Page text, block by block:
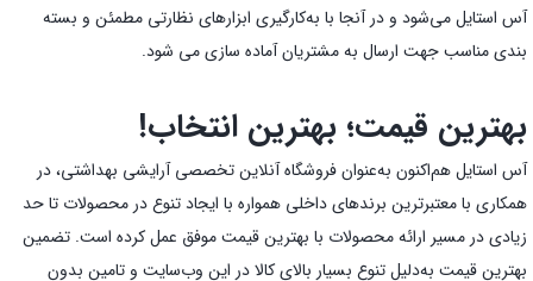
آس استایل می‌شود و در آنجا با به‌کارگیری ابزارهای نظارتی مطمئن و بسته
بندی مناسب جهت ارسال به مشتریان آماده سازی می شود.
بهترین قیمت؛ بهترین انتخاب!
آس استایل هم‌اکنون به‌عنوان فروشگاه آنلاین تخصصی آرایشی بهداشتی، در
همکاری با معتبرترین برندهای داخلی همواره با ایجاد تنوع در محصولات تا حد
زیادی در مسیر ارائه محصولات با بهترین قیمت موفق عمل کرده است. تضمین
بهترین قیمت به‌دلیل تنوع بسیار بالای کالا در این وب‌سایت و تامین بدون